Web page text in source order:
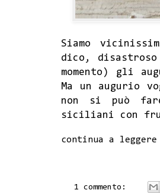
Siamo
dico,
momento) gli
Ma un augurio
non si può
siciliani con
continua a leggere
1 commento: